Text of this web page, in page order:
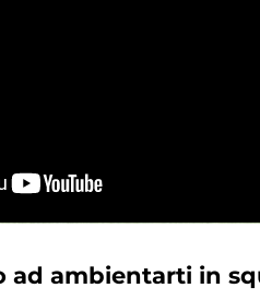
ad ambientarti in